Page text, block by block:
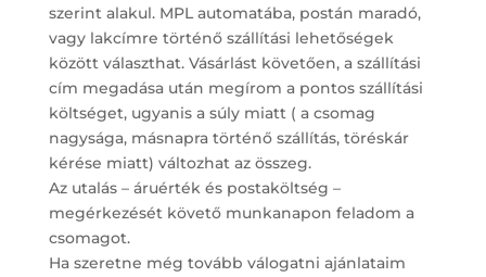
szerint alakul. MPL automatába, postán maradó,
vagy lakcímre történő szállítási lehetőségek
között választhat. Vásárlást követően, a szállítási
cím megadása után megírom a pontos szállítási
költséget, ugyanis a súly miatt ( a csomag
nagysága, másnapra történő szállítás, töréskár
kérése miatt) változhat az összeg.
Az utalás – áruérték és postaköltség –
megérkezését követő munkanapon feladom a
csomagot.
Ha szeretne még tovább válogatni ajánlataim